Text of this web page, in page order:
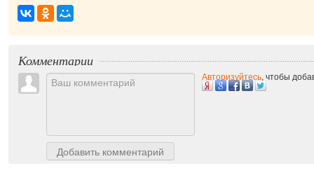
Комментарии
Добавить комментарий
Авторизуйтесь, чтобы